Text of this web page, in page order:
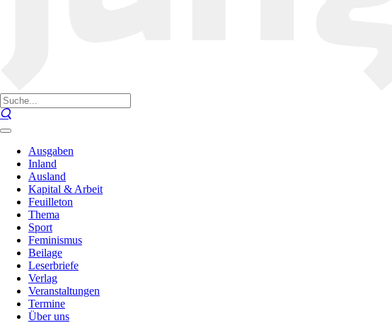
Ausgaben
Inland
Ausland
Kapital & Arbeit
Feuilleton
Thema
Sport
Feminismus
Beilage
Leserbriefe
Verlag
Veranstaltungen
Termine
Über uns